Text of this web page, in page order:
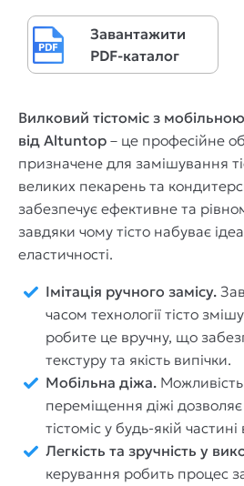
Завантажити
PDF-каталог
Вилковий тістоміс з
від Altuntop – це професійне
призначене для замішування
великих пекарень та
забезпечує ефективне та
завдяки чому тісто набуває
еластичності.
Імітація ручного замісу.
часом технології тісто
робите це вручну, що
текстуру та якість випічки.
Мобільна діжа.
переміщення діжі
тістоміс у будь-якій
Легкість та зручність у
керування робить процес